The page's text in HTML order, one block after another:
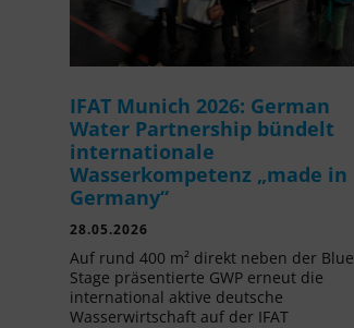
IFAT Munich 2026: German
Water Partnership bündelt
internationale
Wasserkompetenz „made in
Germany“
28.05.2026
Auf rund 400 m² direkt neben der Blue
Stage präsentierte GWP erneut die
international aktive deutsche
Wasserwirtschaft auf der IFAT